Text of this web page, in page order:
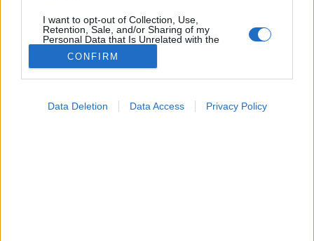
I want to opt-out of Collection, Use,
Retention, Sale, and/or Sharing of my
Personal Data that Is Unrelated with the
Purposes for which it was collected.
Opted Out
CONFIRM
Data Deletion Data Access Privacy Policy
2025. március 28. 22:04
Küldés Küldés Messengeren